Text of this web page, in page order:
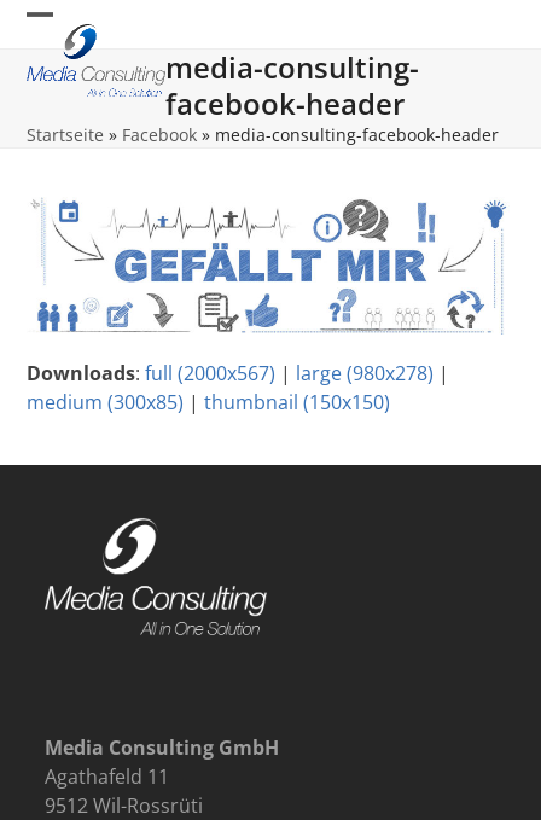
Skip
content
Open
mobile
menu
Close
mobile
menu
media-consulting-
facebook-header
Startseite » Facebook » media-consulting-facebook-header
Downloads:full (2000x567) | large (980x278) |
medium (300x85) |thumbnail (150x150)
Media Consulting GmbH
Agathafeld 11
9512 Wil-Rossrüti